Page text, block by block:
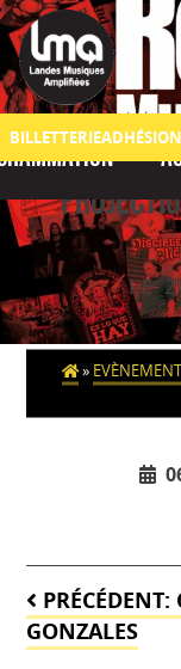
Skip
to
content
BILLETTERIEADHÉSION
LE
»
Navigation
de
PRÉCÉDENT:
GONZALES